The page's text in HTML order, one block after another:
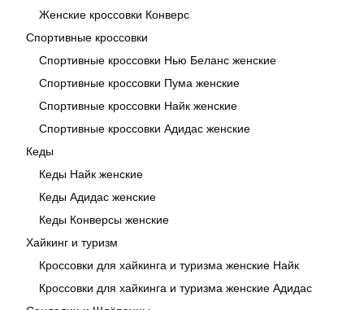
Женские кроссовки Конверс
Спортивные кроссовки
Спортивные кроссовки Нью Беланс женские
Спортивные кроссовки Пума женские
Спортивные кроссовки Найк женские
Спортивные кроссовки Адидас женские
Кеды
Кеды Найк женские
Кеды Адидас женские
Кеды Конверсы женские
Хайкинг и туризм
Кроссовки для хайкинга и туризма женские Найк
Кроссовки для хайкинга и туризма женские Адидас